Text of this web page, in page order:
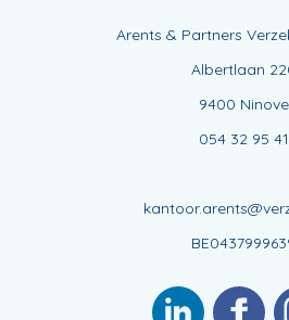
Arents & Partners
Albertlaan
9400 Ninove
054 32 95 41